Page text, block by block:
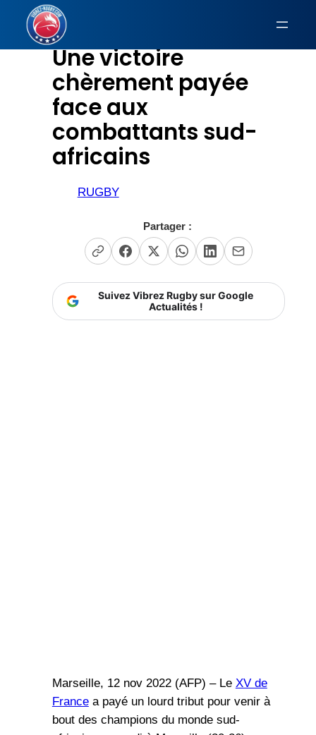
Aller
contenu Une victoire
chèrement payée
face aux
combattants sud-
africains
RUGBY
Partager :
Suivez Vibrez Rugby sur Google
Actualités !
Marseille, 12 nov 2022 (AFP) – Le XV de
Francea payé un lourd tribut pour venir à
bout des champions du monde sud-